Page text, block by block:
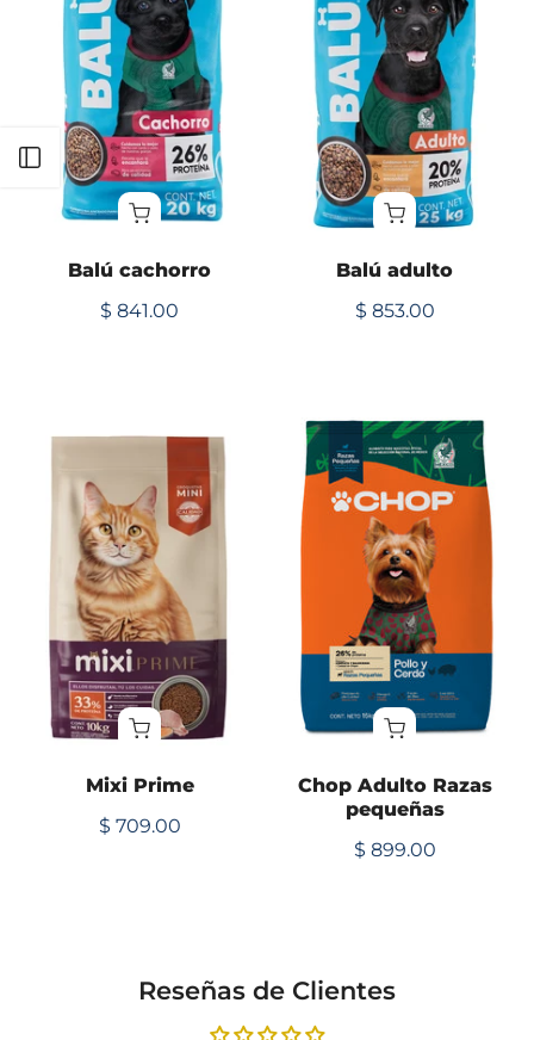
Abrir lateral
Balú cachorro
$ 841.00
Balú adulto
$ 853.00
Mixi Prime
$ 709.00
Chop Adulto Razas
pequeñas
$ 899.00
Reseñas de Clientes